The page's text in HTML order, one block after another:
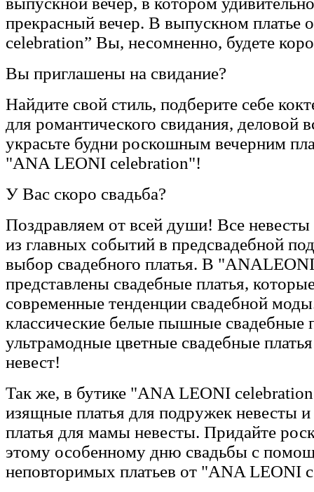
прекрасный вечер. В выпускном платье
celebration” Вы, несомненно, будете
Вы приглашены на свидание?
Найдите свой стиль, подберите себе
для романтического свидания, деловой
украсьте будни роскошным вечерним
"ANA LEONI celebration"!
У Вас скоро свадьба?
Поздравляем от всей души! Все невесты
из главных событий в предсвадебной
выбор свадебного платья. В
представлены свадебные платья,
современные тенденции свадебной
классические белые пышные свадебные
ультрамодные цветные свадебные
невест!
Так же, в бутике "ANA LEONI
изящные платья для подружек невесты
платья для мамы невесты. Придайте
этому особенному дню свадьбы с
неповторимых платьев от "ANA LEONI